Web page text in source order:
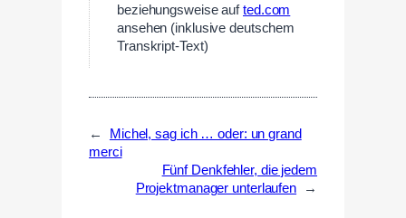
beziehungsweise aufted.com
ansehen (inklusive deutschem
Transkript-Text)
←
Michel, sag ich … oder: un grand
merci
Fünf Denkfehler, die jedem
Projektmanager unterlaufen
→